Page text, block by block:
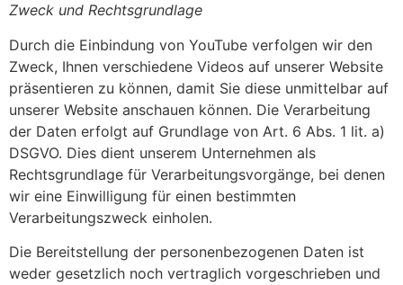
Zweck und Rechtsgrundlage
Durch die Einbindung von YouTube verfolgen wir den
Zweck, Ihnen verschiedene Videos auf unserer Website
präsentieren zu können, damit Sie diese unmittelbar auf
unserer Website anschauen können. Die Verarbeitung
der Daten erfolgt auf Grundlage von Art. 6 Abs. 1 lit. a)
DSGVO. Dies dient unserem Unternehmen als
Rechtsgrundlage für Verarbeitungsvorgänge, bei denen
wir eine Einwilligung für einen bestimmten
Verarbeitungszweck einholen.
Die Bereitstellung der personenbezogenen Daten ist
weder gesetzlich noch vertraglich vorgeschrieben und